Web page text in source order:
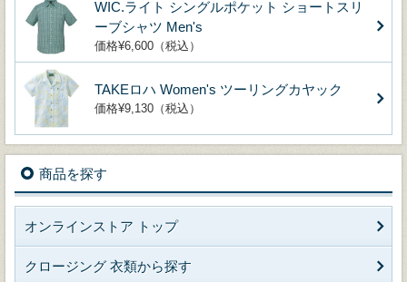
WIC.ライト シングルポケット ショートスリ
ーブシャツ Men's
価格¥6,600（税込）
TAKEロハ Women's ツーリングカヤック
価格¥9,130（税込）
商品を探す
オンラインストア トップ
クロージング 衣類から探す